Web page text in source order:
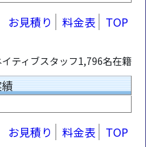
お見積り 料金表 TOP
ティブスタッフ1,796名在籍
お見積り
料金表 TOP